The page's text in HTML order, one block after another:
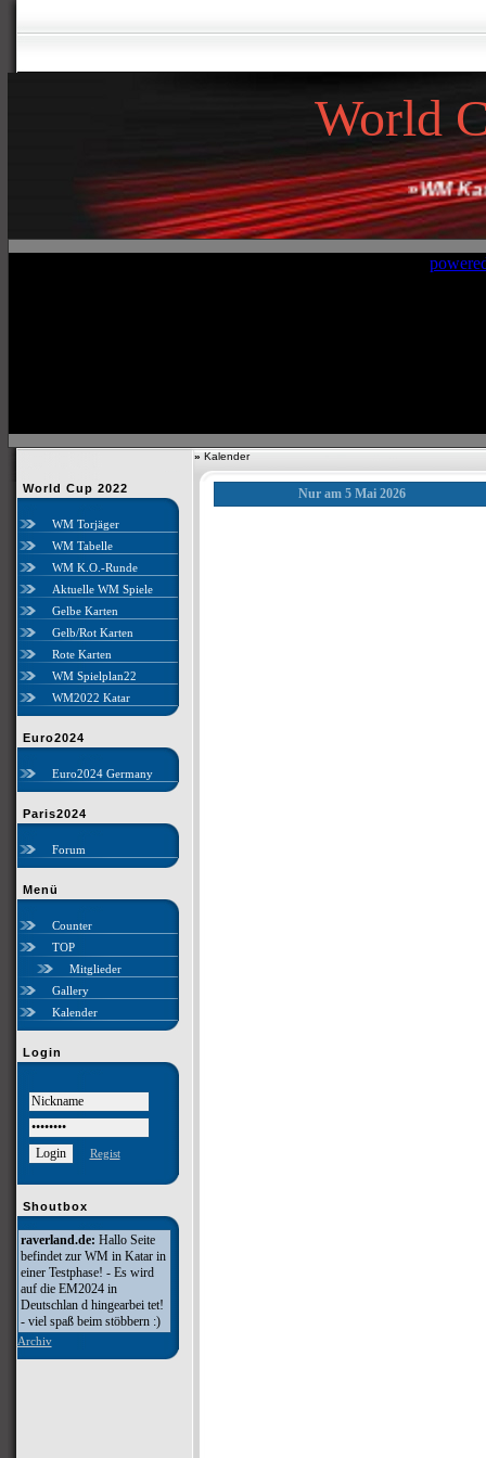
World
»WM
» Kalender
World Cup 2022
WM Torjäger
WM Tabelle
WM K.O.-Runde
Aktuelle WM Spiele
Gelbe Karten
Gelb/Rot Karten
Rote Karten
WM Spielplan22
WM2022 Katar
Euro2024
Euro2024 Germany
Paris2024
Forum
Menü
Counter
TOP
Mitglieder
Gallery
Kalender
Login
Regist
Shoutbox
raverland.de: Hallo Seite
befindet zur WM in Katar in
einer Testphase! - Es wird
auf die EM2024 in
Deutschlan d hingearbei tet!
- viel spaß beim stöbbern :)
Archiv
Nur am 5 Mai 2026